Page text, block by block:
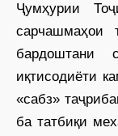
Ҷумҳурии
сарчашмаҳои
бардоштани
иқтисодиёти
«сабз»
ба татбиқи